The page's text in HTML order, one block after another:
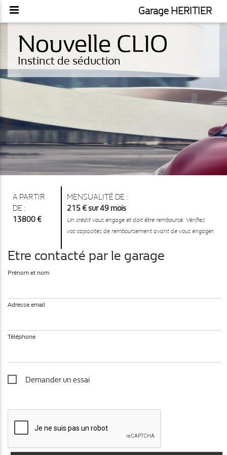
Garage HERITIER
Nouvelle CLIO
Instinct de séduction
A PARTIR
DE :
13800 €
MENSUALITÉ DE :
215 € sur 49 mois
Un crédit vous engage et doit être remboursé. Vérifiez
vos capacités de remboursement avant de vous engager.
Etre contacté par le garage
Prénom et nom
Adresse email
Téléphone
Demander un essai